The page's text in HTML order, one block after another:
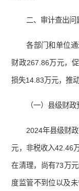
二、审计查出
各部门和单位
财政267.86万元，
损失14.83万元，推
（一）县级财
2024年县级财
元，非税收入42.46
在清理，尚有73万
度监管不到位以及